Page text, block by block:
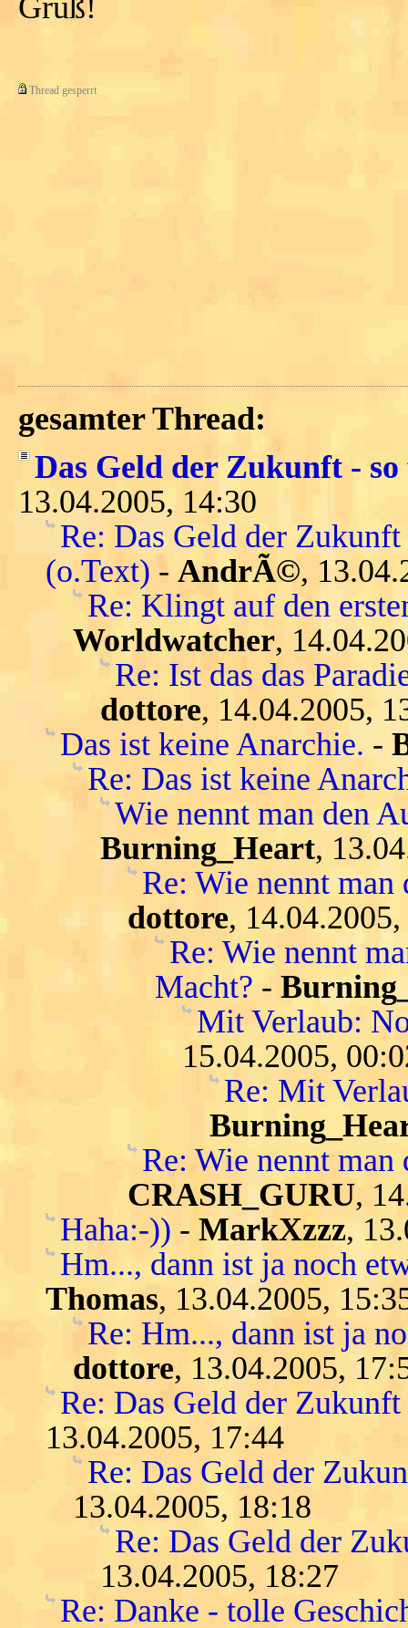
Thread gesperrt
gesamter Thread:
Das Geld der Zukunft -
13.04.2005, 14:30
Re: Das Geld der
(o.Text) - AndrÃ©,
Re: Klingt auf den
Worldwatcher,
Re: Ist das das
dottore, 14.04.2005,
Das ist keine Anarchie. -
Re: Das ist keine
Wie nennt man den
Burning_Heart,
Re: Wie nennt man
dottore,
Re: Wie nennt
Macht? -
Mit Verlaub:
15.04.2005,
Re: Mit
Re: Wie nennt man
CRASH_GURU,
Haha:-)) - MarkXzzz,
Hm..., dann ist ja noch
Thomas, 13.04.2005,
Re: Hm..., dann ist ja
dottore, 13.04.2005,
Re: Das Geld der
13.04.2005, 17:44
Re: Das Geld der
13.04.2005, 18:18
Re: Das Geld der
13.04.2005, 18:27
Re: Danke - tolle